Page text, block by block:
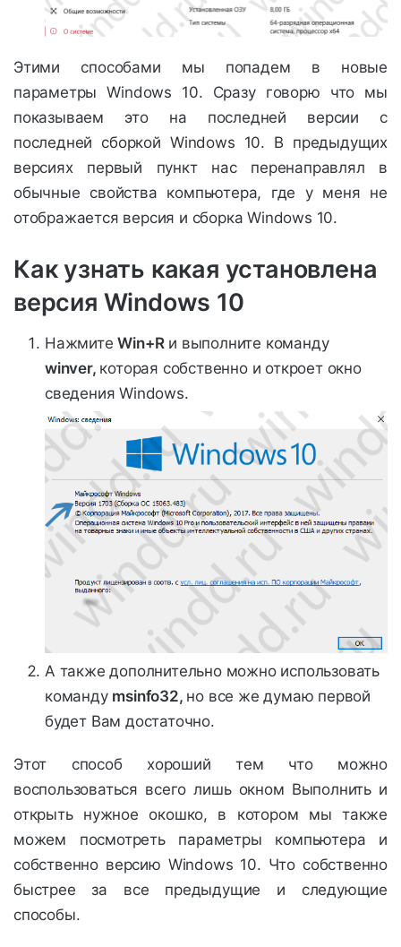
Этими способами мы попадем в новые
параметры Windows 10. Сразу говорю что мы
показываем это на последней версии с
последней сборкой Windows 10. В предыдущих
версиях первый пункт нас перенаправлял в
обычные свойства компьютера, где у меня не
отображается версия и сборка Windows 10.
Как узнать какая установлена
версия Windows 10
НажмитеWin+Rи выполните команду
winver, которая собственно и откроет окно
сведения Windows.
А также дополнительно можно использовать
команду msinfo32, но все же думаю первой
будет Вам достаточно.
Этот способ хороший тем что можно
воспользоваться всего лишь окном Выполнить и
открыть нужное окошко, в котором мы также
можем посмотреть параметры компьютера и
собственно версию Windows 10. Что собственно
быстрее за все предыдущие и следующие
способы.